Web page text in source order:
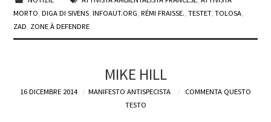
MORTO,DIGA DI SIVENS,INFOAUT.ORG,RÉMI FRAISSE.,TESTET,TOLOSA,
ZAD, ZONE À DEFENDRE
MIKE HILL
16 DICEMBRE 2014 MANIFESTO ANTISPECISTA
COMMENTA QUESTO
TESTO